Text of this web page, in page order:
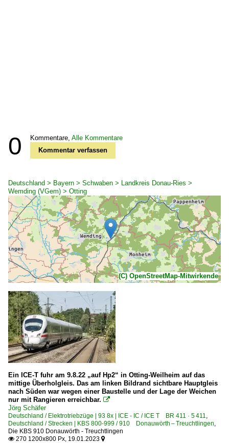
0 Kommentare, Alle Kommentare
Kommentar verfassen
Deutschland > Bayern > Schwaben > Landkreis Donau-Ries >
Wemding (VGem) > Otting
(C) OpenStreetMap-Mitwirkende
Ein ICE-T fuhr am 9.8.22 „auf Hp2“ in Otting-Weilheim auf das
mittige Überholgleis. Das am linken Bildrand sichtbare Hauptgleis
nach Süden war wegen einer Baustelle und der Lage der Weichen
nur mit Rangieren erreichbar. 
Jörg Schäfer
Deutschland / Elektrotriebzüge | 93 8x | ICE - IC / ICE T BR 411 · 5 411,
Deutschland / Strecken | KBS 800-999 / 910 Donauwörth – Treuchtlingen,
Die KBS 910 Donauwörth - Treuchtlingen
 270 1200x800 Px, 19.01.2023 